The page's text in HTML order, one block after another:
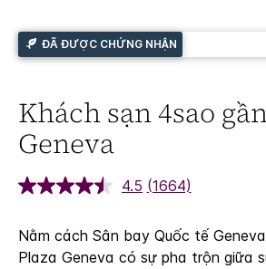
ĐÃ ĐƯỢC CHỨNG NHẬN
Khách sạn 4sao
Geneva
4.5 (1664)
Nằm cách Sân bay Quốc tế
Plaza Geneva có sự pha trộn giữa